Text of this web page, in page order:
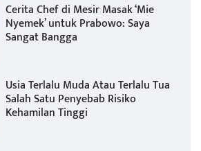
Cerita Chef di Mesir Masak ‘Mie
Nyemek’ untuk Prabowo: Saya
Sangat Bangga
Usia Terlalu Muda Atau Terlalu Tua
Salah Satu Penyebab Risiko
Kehamilan Tinggi